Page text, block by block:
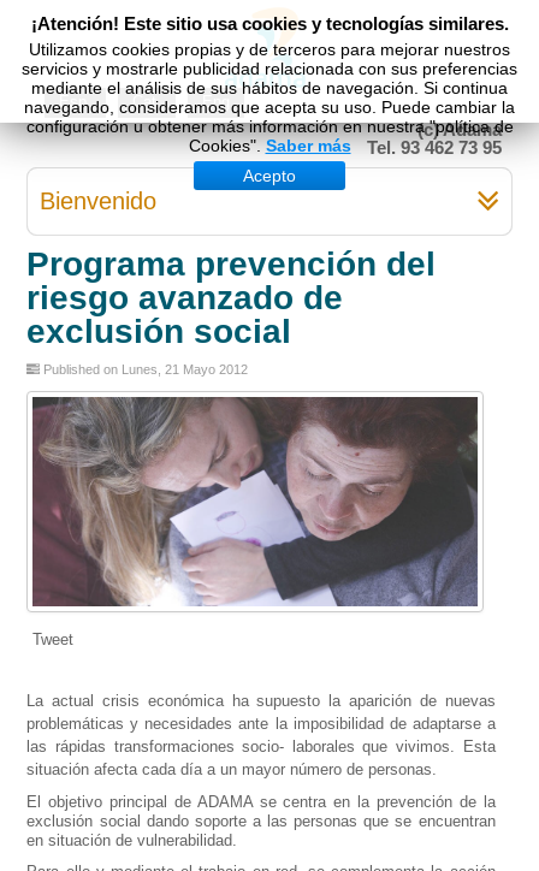
Esp Cat Eng
(c) Adama
Tel. 93 462 73 95
¡Atención! Este sitio usa cookies y tecnologías similares.
Utilizamos cookies propias y de terceros para mejorar nuestros
servicios y mostrarle publicidad relacionada con sus preferencias
mediante el análisis de sus hábitos de navegación. Si continua
navegando, consideramos que acepta su uso. Puede cambiar la
configuración u obtener más información en nuestra "política de
Cookies". Saber más
Acepto
Bienvenido
Programa prevención del
riesgo avanzado de
exclusión social
Published on Lunes, 21 Mayo 2012
Tweet
La actual crisis económica ha supuesto la aparición de nuevas
problemáticas y necesidades ante la imposibilidad de adaptarse a
las rápidas transformaciones socio- laborales que vivimos. Esta
situación afecta cada día a un mayor número de personas.
El objetivo principal de ADAMA se centra en la prevención de la
exclusión social dando soporte a las personas que se encuentran
en situación de vulnerabilidad.